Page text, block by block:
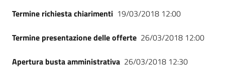
Termine richiesta chiarimenti 19/03/2018 12:00
Termine presentazione delle offerte 26/03/2018 12:00
Apertura busta amministrativa 26/03/2018 12:30